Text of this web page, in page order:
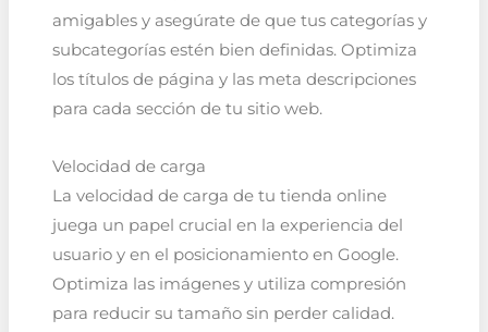
amigables y asegúrate de que tus categorías y
subcategorías estén bien definidas. Optimiza
los títulos de página y las meta descripciones
para cada sección de tu sitio web.
Velocidad de carga
La velocidad de carga de tu tienda online
juega un papel crucial en la experiencia del
usuario y en el posicionamiento en Google.
Optimiza las imágenes y utiliza compresión
para reducir su tamaño sin perder calidad.